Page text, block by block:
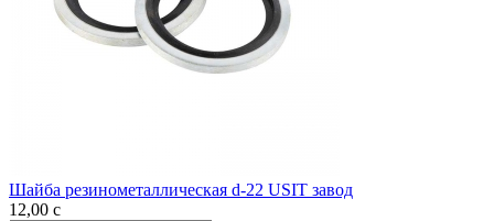
Шайба резинометаллическая d-22 USIT завод
12,00 c